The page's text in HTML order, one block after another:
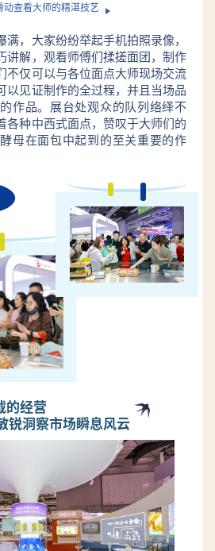
动查看大师的精湛技艺
，大家纷纷举起手机拍照录像，
讲解，观看师傅们揉搓面团，制作
不仅可以与各位面点大师现场交流
以见证制作的全过程，并且当场品
作品。展台处观众的队列络绎不
各种中西式面点，赞叹于大师们的
母在面包中起到的至关重要的作
的经营
察市场瞬息风云